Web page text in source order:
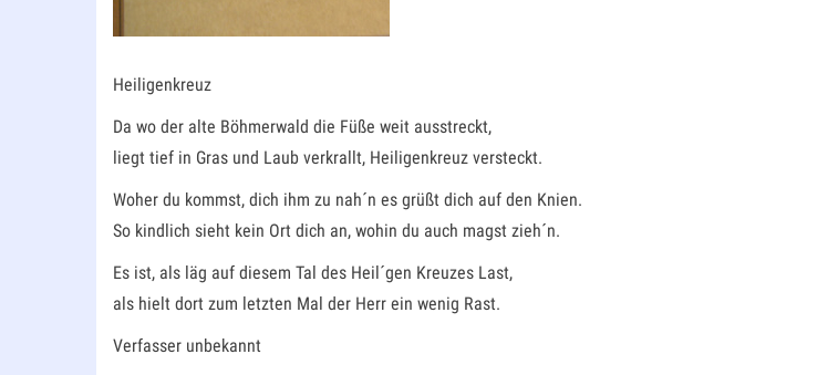
Heiligenkreuz
Da wo der alte Böhmerwald die Füße weit ausstreckt,
liegt tief in Gras und Laub verkrallt, Heiligenkreuz versteckt.
Woher du kommst, dich ihm zu nah´n es grüßt dich auf den Knien.
So kindlich sieht kein Ort dich an, wohin du auch magst zieh´n.
Es ist, als läg auf diesem Tal des Heil´gen Kreuzes Last,
als hielt dort zum letzten Mal der Herr ein wenig Rast.
Verfasser unbekannt